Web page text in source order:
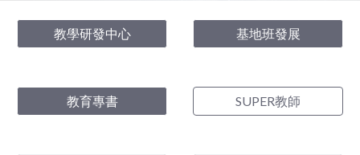
教學研發中心 基地班發展
教育專書 SUPER教師